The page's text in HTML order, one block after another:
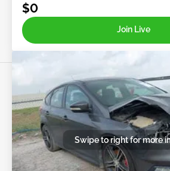
$0
Join Live
Swipe to right for more